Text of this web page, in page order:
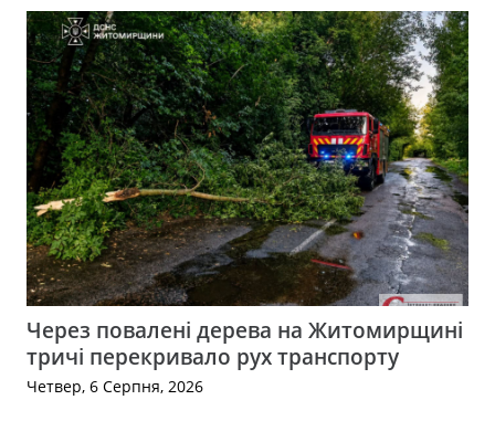
Через повалені дерева на Житомирщині
тричі перекривало рух транспорту
Четвер, 6 Серпня, 2026